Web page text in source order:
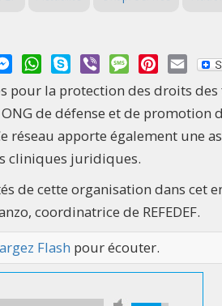
MessengerWhatsApp
Skype Viber MessagePinterest
Email
pour la protection des droits
de défense et de promotion
réseau apporte également une
cliniques juridiques.
de cette organisation dans cet
coordinatrice de REFEDEF.
Flash pour écouter.